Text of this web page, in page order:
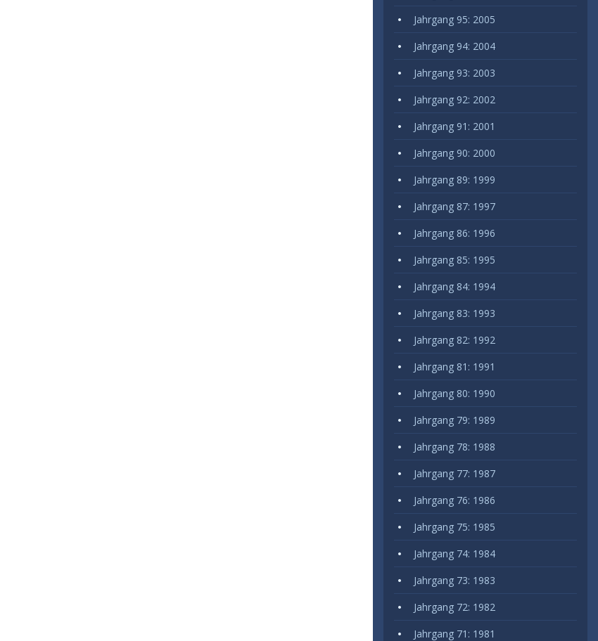
Jahrgang 95: 2005
Jahrgang 94: 2004
Jahrgang 93: 2003
Jahrgang 92: 2002
Jahrgang 91: 2001
Jahrgang 90: 2000
Jahrgang 89: 1999
Jahrgang 87: 1997
Jahrgang 86: 1996
Jahrgang 85: 1995
Jahrgang 84: 1994
Jahrgang 83: 1993
Jahrgang 82: 1992
Jahrgang 81: 1991
Jahrgang 80: 1990
Jahrgang 79: 1989
Jahrgang 78: 1988
Jahrgang 77: 1987
Jahrgang 76: 1986
Jahrgang 75: 1985
Jahrgang 74: 1984
Jahrgang 73: 1983
Jahrgang 72: 1982
Jahrgang 71: 1981